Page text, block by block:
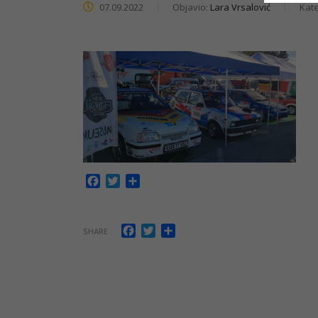
07.09.2022 Objavio: Lara Vrsalović
Facebook
Twitter
SHARE Facebook
Twitter